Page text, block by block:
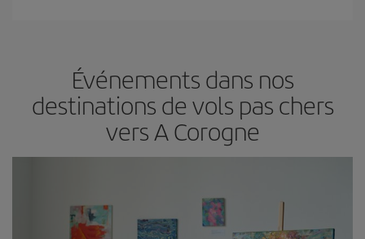
Événements dans nos
destinations de vols pas chers
vers A Corogne